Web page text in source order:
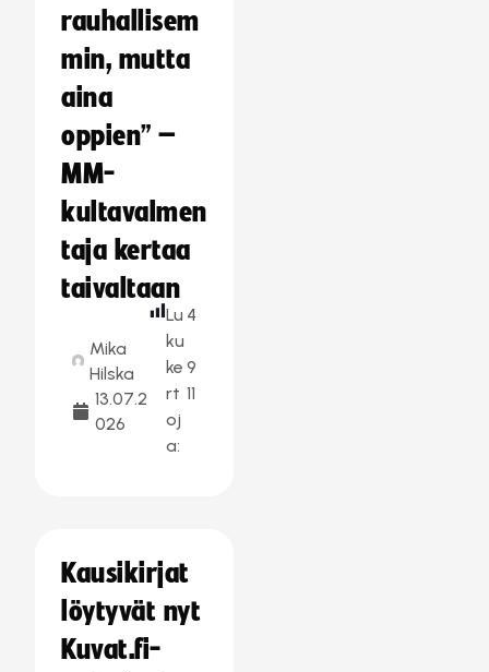
rauhallisem
min, mutta
aina
oppien” –
MM-
kultavalmen
taja kertaa
taivaltaan
Mika
Hilska
13.07.2
026
Lu
ku
ke
rt
oj
a:
4
9
11
Kausikirjat
löytyvät nyt
Kuvat.fi-